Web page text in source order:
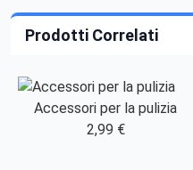
Prodotti Correlati
Accessori per la pulizia
2,99 €